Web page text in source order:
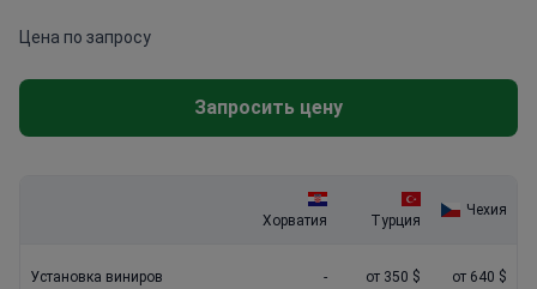
Цена по запросу
Запросить цену
Хорватия Турция
Чехия
Установка виниров - от 350 $ от 640 $